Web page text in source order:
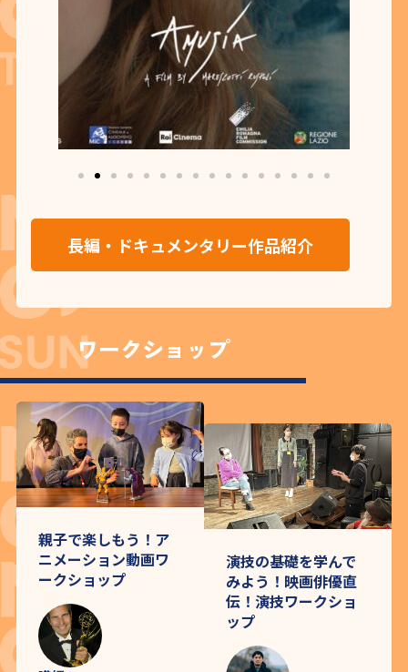
長編・ドキュメンタリー作品紹介
ワークショップ
親子で楽しもう！ア
ニメーション動画ワ
ークショップ
演技の基礎を学んで
みよう！映画俳優直
伝！演技ワークショ
ップ